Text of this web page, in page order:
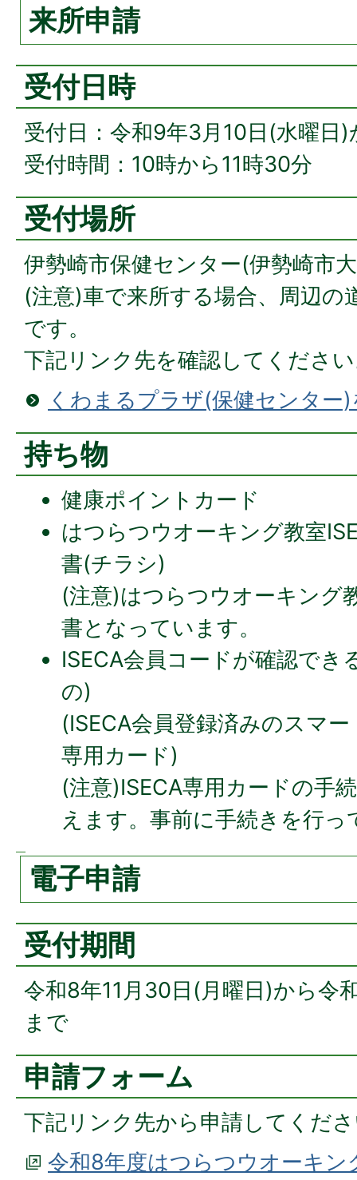
来所申請
受付日時
受付日：令和9年3月10日(水曜日
受付時間：10時から11時30分
受付場所
伊勢崎市保健センター(伊勢崎市
(注意)車で来所する場合、周辺の
です。
下記リンク先を確認してくださ
くわまるプラザ(保健センター
持ち物
健康ポイントカード
はつらつウオーキング教室
書(チラシ)
(注意)はつらつウオーキング
書となっています。
ISECA会員コードが確認でき
の)
(ISECA会員登録済みのスマ
専用カード)
(注意)ISECA専用カードの手
えます。事前に手続きを行っ
電子申請
受付期間
令和8年11月30日(月曜日)から令
まで
申請フォーム
下記リンク先から申請してくだ
令和8年度はつらつウオーキン